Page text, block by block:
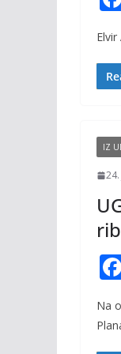
IZ
24.
Na